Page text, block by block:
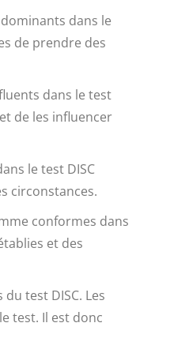
dans le
de prendre des
dans le test
de les influencer
le test DISC
circonstances.
conformes dans
et des
test DISC. Les
test. Il est donc